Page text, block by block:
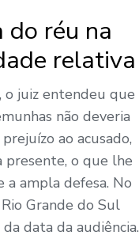
do réu na
relativa
o juiz entendeu que
não deveria
ao acusado,
presente, o que lhe
ampla defesa. No
Grande do Sul
data da audiência.